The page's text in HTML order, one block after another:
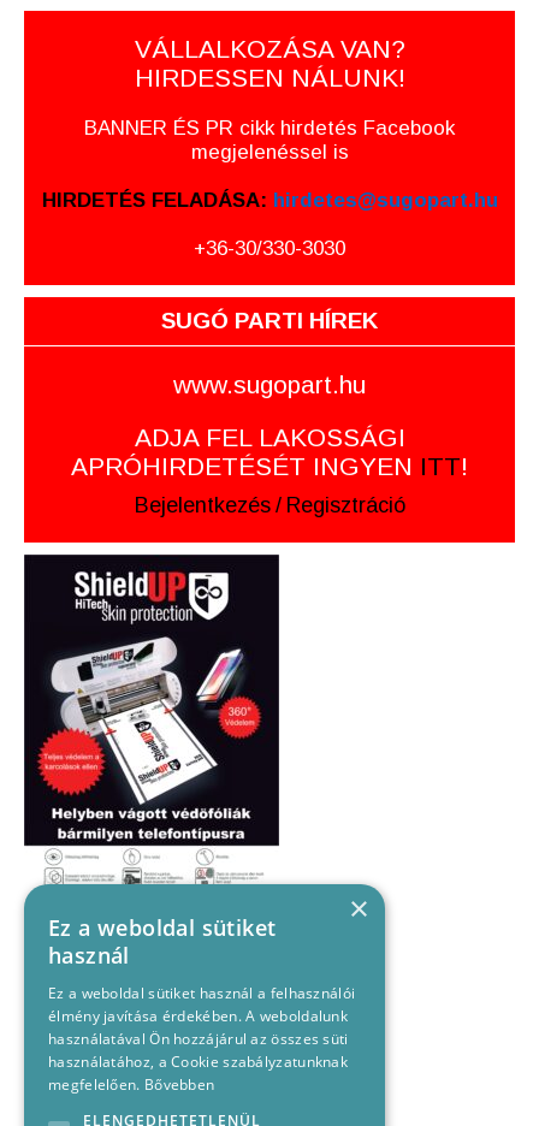
VÁLLALKOZÁSA VAN?
HIRDESSEN NÁLUNK!
BANNER ÉS PR cikk hirdetés Facebook
megjelenéssel is
HIRDETÉS FELADÁSA: hirdetes@sugopart.hu
+36-30/330-3030
SUGÓ PARTI HÍREK
www.sugopart.hu
ADJA FEL LAKOSSÁGI
APRÓHIRDETÉSÉT INGYEN ITT!
Bejelentkezés / Regisztráció
×
Ez a weboldal sütiket
használ
Ez a weboldal sütiket használ a felhasználói
élmény javítása érdekében. A weboldalunk
használatával Ön hozzájárul az összes süti
használatához, a Cookie szabályzatunknak
megfelelően. Bővebben
ELENGEDHETETLENÜL